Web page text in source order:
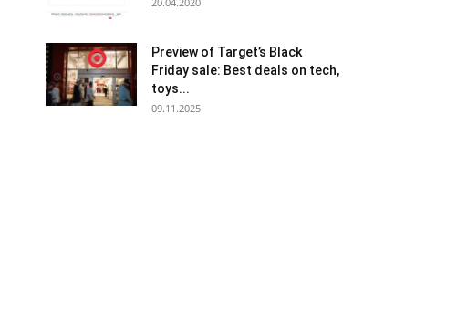
Preview of Target’s Black
Friday sale: Best deals on tech,
toys...
09.11.2025